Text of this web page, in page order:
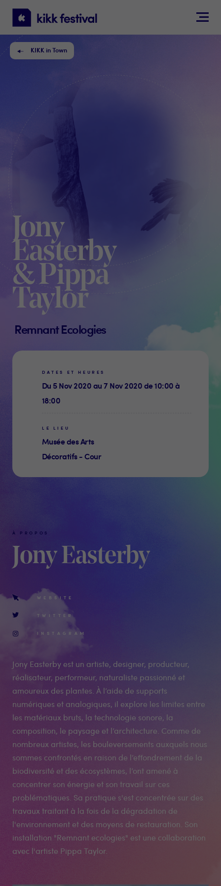
KIKK
Festival
KIKK in Town
Jony
Easterby
& Pippa
Taylor
Remnant Ecologies
DATES ET HEURES
Du 5 Nov 2020 au 7 Nov 2020 de 10:00 à
18:00
LE LIEU
Musée des Arts
Décoratifs - Cour
À PROPOS
Jony Easterby
WEBSITE
TWITTER
INSTAGRAM
Jony Easterby est un artiste, designer, producteur,
réalisateur, performeur, naturaliste passionné et
amoureux des plantes. À l’aide de supports
numériques et analogiques, il explore les limites entre
les matériaux bruts, la technologie sonore, la
composition, le paysage et l’architecture. Comme de
nombreux artistes, les bouleversements auxquels nous
sommes confrontés en raison de l’effondrement de la
biodiversité et des écosystèmes, l’ont amené à
concentrer son énergie et son travail sur ces
problématiques. Sa pratique s'est concentrée sur des
travaux traitant à la fois de la dégradation de
l'environnement et des moyens de restauration. Son
installation "Remnant ecologies" est une collaboration
avec l'artiste Pippa Taylor.